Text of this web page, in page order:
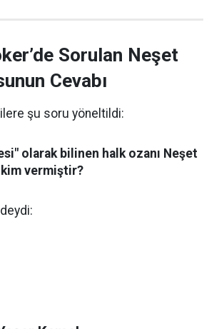
Sorulan Neşet
Cevabı
şu soru yöneltildi:
olarak bilinen halk ozanı Neşet
kim vermiştir?